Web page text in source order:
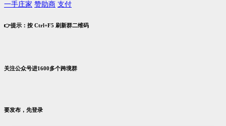
一手庄家 赞助商 支付
👉提示：按 Ctrl+F5 刷新群二维码
关注公众号进1600多个跨境群
要发布，先登录